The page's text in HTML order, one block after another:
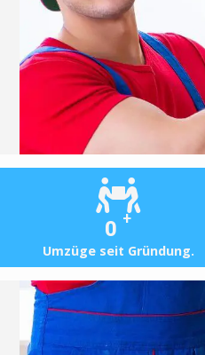
0 +
Umzüge seit Gründung.